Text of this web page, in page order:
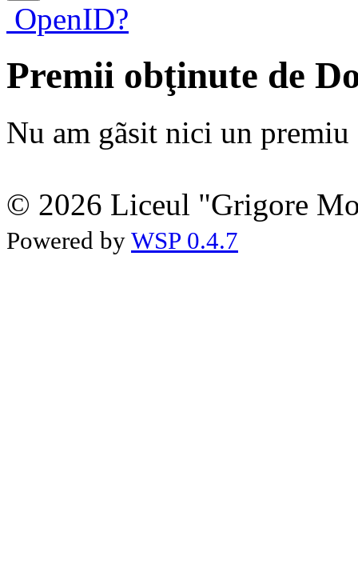
OpenID?
Premii obţinute de
Nu am gãsit nici un premiu
© 2026 Liceul "Grigore
Powered by WSP 0.4.7